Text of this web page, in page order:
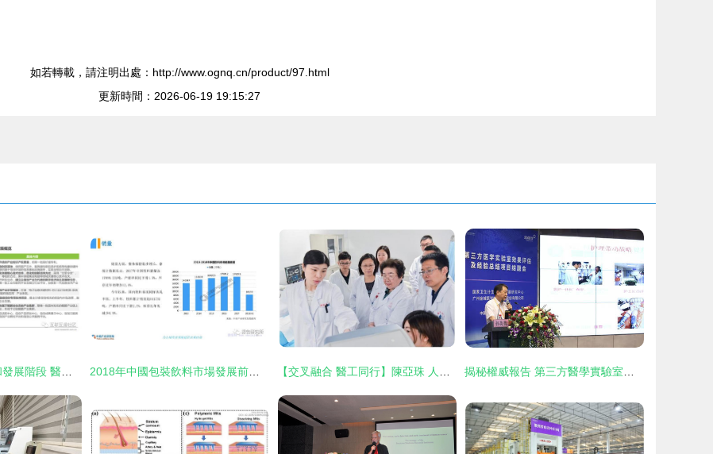
如若轉載，請注明出處：http://www.ognq.cn/product/97.html
更新時間：2026-06-19 19:15:27